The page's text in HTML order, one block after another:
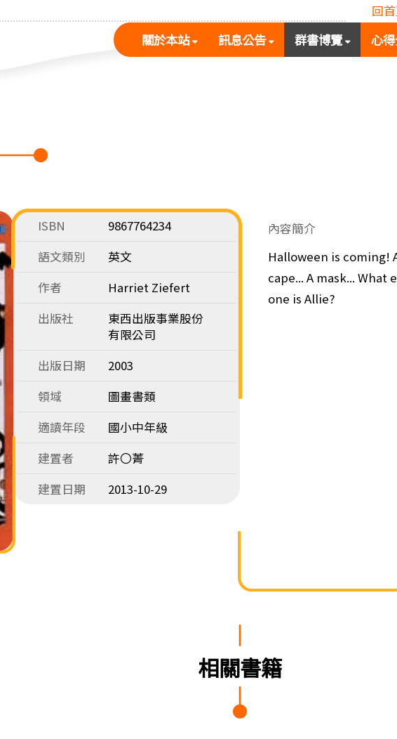
回
關於本站(按
空
訊息公告(按
空
群書博覽(按
空
心
ISBN
9867764234
語文類別
英文
作者
Harriet Ziefert
出版社
東西出版事業股份
有限公司
出版日期
2003
領域
圖畫書類
適讀年段
國小中年級
建置者
許〇菁
建置日期
2013-10-29
內容簡介
Halloween is coming!
cape... A mask...
one is Allie?
相關書籍